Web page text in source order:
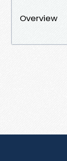
Overview